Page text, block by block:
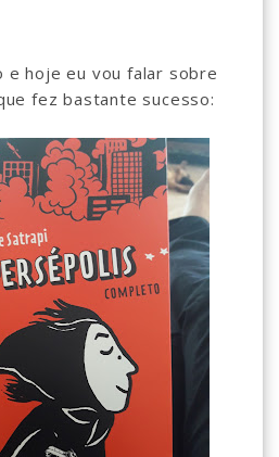
e hoje eu vou falar sobre
fez bastante sucesso: